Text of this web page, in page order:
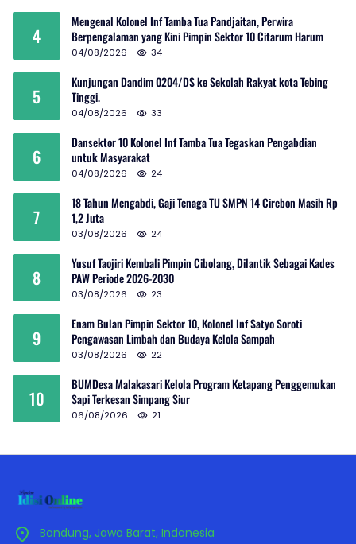
4
Mengenal Kolonel Inf Tamba Tua Pandjaitan, Perwira
Berpengalaman yang Kini Pimpin Sektor 10 Citarum Harum
04/08/2026 34
5
Kunjungan Dandim 0204/DS ke Sekolah Rakyat kota Tebing
Tinggi.
04/08/2026 33
6
Dansektor 10 Kolonel Inf Tamba Tua Tegaskan Pengabdian
untuk Masyarakat
04/08/2026 24
7
18 Tahun Mengabdi, Gaji Tenaga TU SMPN 14 Cirebon Masih Rp
1,2 Juta
03/08/2026 24
8
Yusuf Taojiri Kembali Pimpin Cibolang, Dilantik Sebagai Kades
PAW Periode 2026-2030
03/08/2026 23
9
Enam Bulan Pimpin Sektor 10, Kolonel Inf Satyo Soroti
Pengawasan Limbah dan Budaya Kelola Sampah
03/08/2026 22
10
BUMDesa Malakasari Kelola Program Ketapang Penggemukan
Sapi Terkesan Simpang Siur
06/08/2026 21
Bandung, Jawa Barat, Indonesia